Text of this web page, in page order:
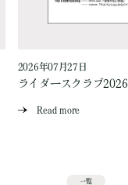
2026年07月27日
ライダースクラブ
Read more
一覧